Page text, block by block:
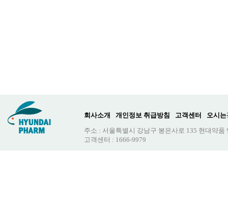
회사소개 개인정보 취급방침 고객센터
오시는
주소 : 서울특별시 강남구 봉은사로 135 현대약품
고객센터 : 1666-9979